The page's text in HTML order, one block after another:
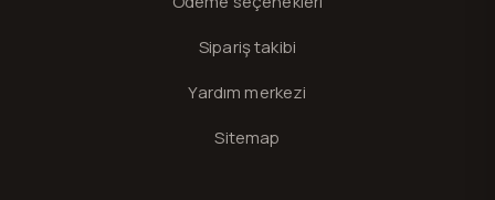
Sipariş takibi
Yardım merkezi
Sitemap